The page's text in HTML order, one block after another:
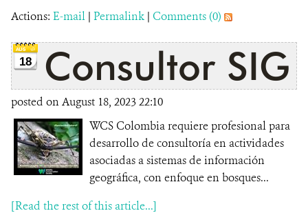
Actions: E-mail | Permalink | Comments (0)
18 Consultor SIG
posted on August 18, 2023 22:10
WCS Colombia requiere profesional para
desarrollo de consultoría en actividades
asociadas a sistemas de información
geográfica, con enfoque en bosques...
[Read the rest of this article...]